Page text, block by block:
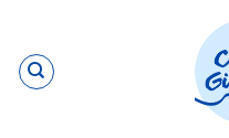
zawartości